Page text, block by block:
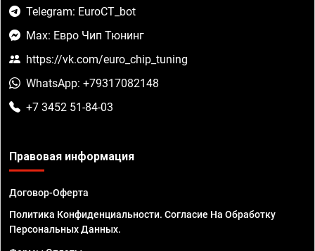
Telegram: EuroCT_bot
Max: Евро Чип Тюнинг
https://vk.com/euro_chip_tuning
WhatsApp: +79317082148
+7 3452 51-84-03
Правовая информация
Договор-Оферта
Политика Конфиденциальности. Согласие На Обработку
Персональных Данных.